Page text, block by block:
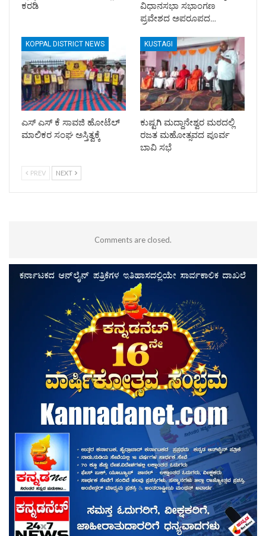
ಕರಡಿ
ವಿಧಾನಸಭಾ ಸಭಾಂಗಣ
ಪ್ರವೇಶದ ಅಪರೂಪದ…
KOPPAL DISTRICT NEWS
ಎಸ್ ಎಸ್ ಕೆ ಸಾವಜಿ ಹೋಟೆಲ್
ಮಾಲಿಕರ ಸಂಘ ಅಸ್ತಿತ್ವಕ್ಕೆ
KUSTAGI
ಕುಷ್ಟಗಿ ಮದ್ದಾನೇಶ್ವರ ಮಠದಲ್ಲಿ
ರಜತ ಮಹೋತ್ಸವದ ಪೂರ್ವ
ಬಾವಿ ಸಭೆ
PREV NEXT
Comments are closed.